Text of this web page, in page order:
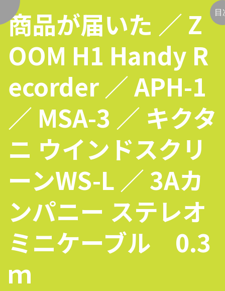
商品が届いた ／ Z
OOM H1 Handy R
ecorder ／ APH-1
／ MSA-3 ／ キクタ
ニ ウインドスクリ
ーンWS-L ／ 3Aカ
ンパニー ステレオ
ミニケーブル 0.3
ｍ
目